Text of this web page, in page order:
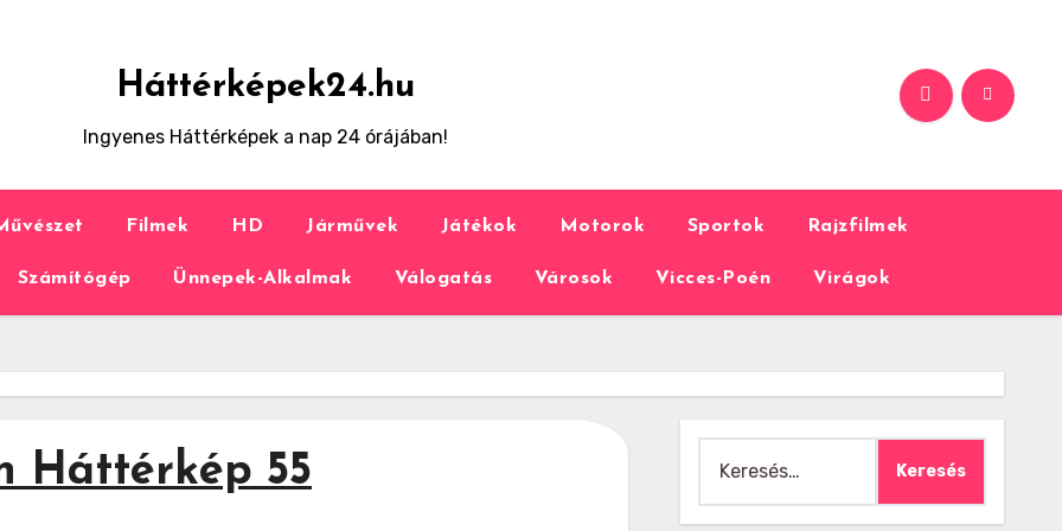
Háttérképek24.hu
Ingyenes Háttérképek a nap 24 órájában!
Filmek HD Járművek Játékok Motorok Sportok Rajzfilmek
Számítógép Ünnepek-Alkalmak Válogatás Városok Vicces-Poén Virágok
Háttérkép 55